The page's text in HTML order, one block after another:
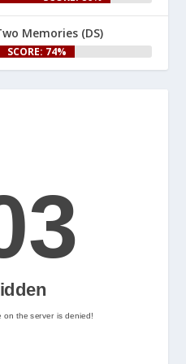
2026/06/25/
2
Memories (DS)
SCORE: 74%